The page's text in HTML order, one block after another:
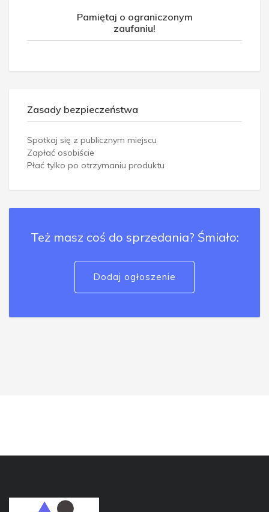
Pamiętaj o ograniczonym
zaufaniu!
Zasady bezpieczeństwa
Spotkaj się z publicznym miejscu
Zapłać osobiście
Płać tylko po otrzymaniu produktu
Też masz coś do sprzedania? Śmiało:
Dodaj ogłoszenie